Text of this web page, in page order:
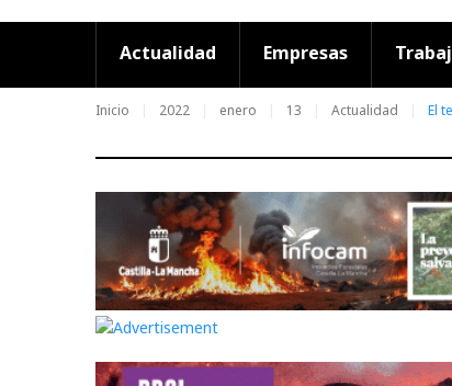
Actualidad Empresas
Inicio 2022 enero 13 Actualidad El